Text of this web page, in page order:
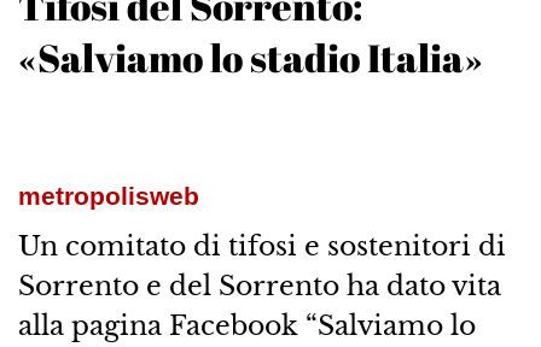
«Salviamo lo stadio Italia»
metropolisweb
Un comitato di tifosi e sostenitori di
Sorrento e del Sorrento ha dato vita
alla pagina Facebook “Salviamo lo